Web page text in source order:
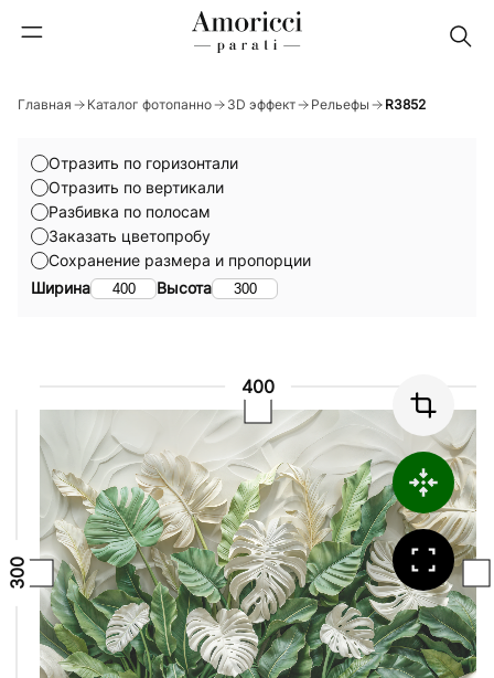
Главная Каталог фотопанно 3D эффект Рельефы R3852
Ширина Высота
Сохранение размера и пропорции
Отразить по горизонтали
Отразить по вертикали
Разбивка по полосам
Заказать цветопробу